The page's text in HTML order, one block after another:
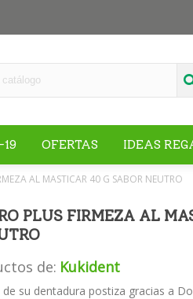
19 OFERTAS IDEAS
AL MASTICAR 40 G SABOR NEUTRO
PLUS FIRMEZA AL
de: Kukident
su dentadura postiza gracias a